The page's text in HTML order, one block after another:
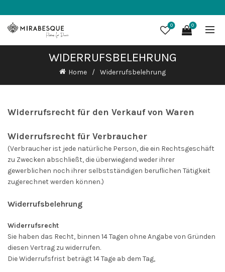
0 0
WIDERRUFSBELEHRUNG
Home Widerrufsbelehrung
Widerrufsrecht für den Verkauf von Waren
Widerrufsrecht für Verbraucher
(Verbraucher ist jede natürliche Person, die ein Rechtsgeschäft
zu Zwecken abschließt, die überwiegend weder ihrer
gewerblichen noch ihrer selbstständigen beruflichen Tätigkeit
zugerechnet werden können.)
Widerrufsbelehrung
Widerrufsrecht
Sie haben das Recht, binnen 14 Tagen ohne Angabe von Gründen
diesen Vertrag zu widerrufen.
Die Widerrufsfrist beträgt 14 Tage ab dem Tag,